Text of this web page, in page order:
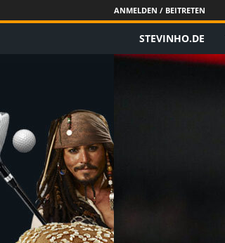
ANMELDEN / BEITRETEN
STEVINHO.DE